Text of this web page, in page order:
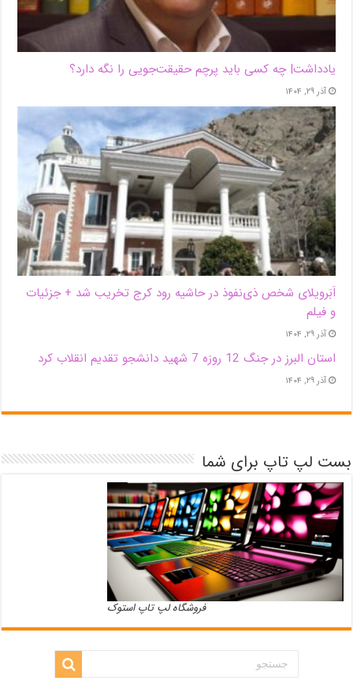
یادداشت| ‌چه کسی باید پرچم حقیقت‌جویی را نگه دارد؟
آذر ۲۹, ۱۴۰۴
اَبَر‌ویلای شخص ذی‌نفوذ در حاشیه‌ رود کرج تخریب شد + جزئیات
و فیلم
آذر ۲۹, ۱۴۰۴
استان البرز در جنگ 12 روزه 7 شهید دانشجو تقدیم انقلاب کرد
آذر ۲۹, ۱۴۰۴
بست لپ تاپ برای شما
فروشگاه لپ تاپ استوک